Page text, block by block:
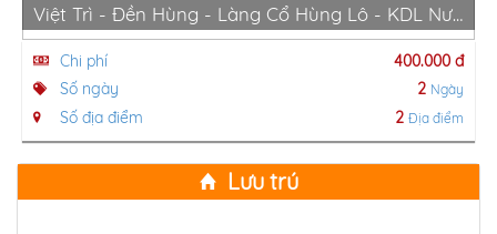
Việt Trì - Đền Hùng - Làng Cổ Hùng Lô - KDL Nước Khoáng Nóng Thanh Thuỷ - Việt Trì
Chi phí
400.000 đ
Số ngày
2 Ngày
Số địa điểm 2 Địa điểm
Lưu trú